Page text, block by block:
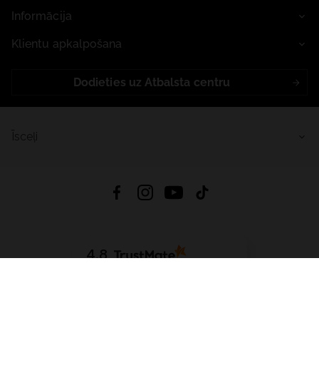
Informācija
Klientu apkalpošana
Dodieties uz Atbalsta centru
4.8